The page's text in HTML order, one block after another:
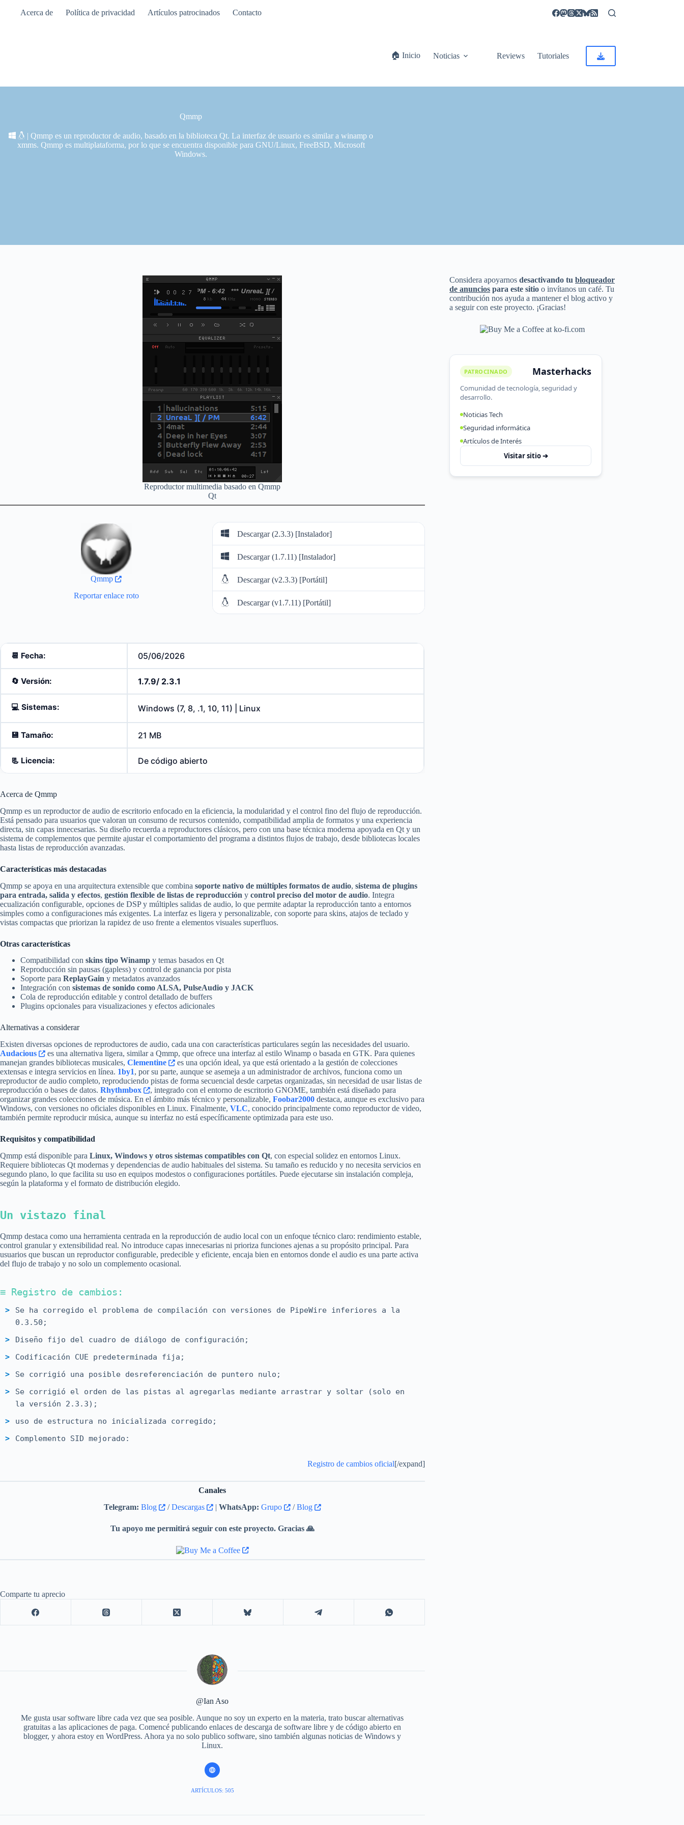
Acerca de Política de privacidad Artículos patrocinados Contacto
🏠 Inicio Noticias Reviews Tutoriales
Qmmp
| Qmmp es un reproductor de audio, basado en la biblioteca Qt. La interfaz de usuario es similar a winamp o
xmms. Qmmp es multiplataforma, por lo que se encuentra disponible para GNU/Linux, FreeBSD, Microsoft
Windows.
Reproductor multimedia basado en Qmmp
Qt
Qmmp
Reportar enlace roto
Descargar (2.3.3) [Instalador]
Descargar (1.7.11) [Instalador]
Descargar (v2.3.3) [Portátil]
Descargar (v1.7.11) [Portátil]
📆 Fecha: 05/06/2026
🔄️ Versión: 1.7.9/ 2.3.1
💻 Sistemas: Windows (7, 8, .1, 10, 11) | Linux
💾 Tamaño: 21 MB
📃 Licencia: De código abierto
Acerca de Qmmp
Qmmp es un reproductor de audio de escritorio enfocado en la eficiencia, la modularidad y el control fino del flujo de reproducción.
Está pensado para usuarios que valoran un consumo de recursos contenido, compatibilidad amplia de formatos y una experiencia
directa, sin capas innecesarias. Su diseño recuerda a reproductores clásicos, pero con una base técnica moderna apoyada en Qt y un
sistema de complementos que permite ajustar el comportamiento del programa a distintos flujos de trabajo, desde bibliotecas locales
hasta listas de reproducción avanzadas.
Características más destacadas
Qmmp se apoya en una arquitectura extensible que combina soporte nativo de múltiples formatos de audio, sistema de plugins
para entrada, salida y efectos, gestión flexible de listas de reproducción y control preciso del motor de audio. Integra
ecualización configurable, opciones de DSP y múltiples salidas de audio, lo que permite adaptar la reproducción tanto a entornos
simples como a configuraciones más exigentes. La interfaz es ligera y personalizable, con soporte para skins, atajos de teclado y
vistas compactas que priorizan la rapidez de uso frente a elementos visuales superfluos.
Otras características
Compatibilidad con skins tipo Winamp y temas basados en Qt
Reproducción sin pausas (gapless) y control de ganancia por pista
Soporte para ReplayGain y metadatos avanzados
Integración con sistemas de sonido como ALSA, PulseAudio y JACK
Cola de reproducción editable y control detallado de buffers
Plugins opcionales para visualizaciones y efectos adicionales
Alternativas a considerar
Existen diversas opciones de reproductores de audio, cada una con características particulares según las necesidades del usuario.
Audacious
es una alternativa ligera, similar a Qmmp, que ofrece una interfaz al estilo Winamp o basada en GTK. Para quienes
manejan grandes bibliotecas musicales, Clementine
es una opción ideal, ya que está orientado a la gestión de colecciones
extensas e integra servicios en línea. 1by1, por su parte, aunque se asemeja a un administrador de archivos, funciona como un
reproductor de audio completo, reproduciendo pistas de forma secuencial desde carpetas organizadas, sin necesidad de usar listas de
reproducción o bases de datos. Rhythmbox
, integrado con el entorno de escritorio GNOME, también está diseñado para
organizar grandes colecciones de música. En el ámbito más técnico y personalizable, Foobar2000 destaca, aunque es exclusivo para
Windows, con versiones no oficiales disponibles en Linux. Finalmente, VLC, conocido principalmente como reproductor de video,
también permite reproducir música, aunque su interfaz no está específicamente optimizada para este uso.
Requisitos y compatibilidad
Qmmp está disponible para Linux, Windows y otros sistemas compatibles con Qt, con especial solidez en entornos Linux.
Requiere bibliotecas Qt modernas y dependencias de audio habituales del sistema. Su tamaño es reducido y no necesita servicios en
segundo plano, lo que facilita su uso en equipos modestos o configuraciones portátiles. Puede ejecutarse sin instalación compleja,
según la plataforma y el formato de distribución elegido.
Un vistazo final
Qmmp destaca como una herramienta centrada en la reproducción de audio local con un enfoque técnico claro: rendimiento estable,
control granular y extensibilidad real. No introduce capas innecesarias ni prioriza funciones ajenas a su propósito principal. Para
usuarios que buscan un reproductor configurable, predecible y eficiente, encaja bien en entornos donde el audio es una parte activa
del flujo de trabajo y no solo un complemento ocasional.
≡ Registro de cambios:
Se ha corregido el problema de compilación con versiones de PipeWire inferiores a la
0.3.50;
Diseño fijo del cuadro de diálogo de configuración;
Codificación CUE predeterminada fija;
Se corrigió una posible desreferenciación de puntero nulo;
Se corrigió el orden de las pistas al agregarlas mediante arrastrar y soltar (solo en
la versión 2.3.3);
uso de estructura no inicializada corregido;
Complemento SID mejorado:
Se corrigió la visualización de información de audio;
Registro de cambios oficial[/expand]
Canales
Telegram: Blog /Descargas | WhatsApp: Grupo /Blog
Tu apoyo me permitirá seguir con este proyecto. Gracias 🙏
Comparte tu aprecio
@Ian Aso
Me gusta usar software libre cada vez que sea posible. Aunque no soy un experto en la materia, trato buscar alternativas
gratuitas a las aplicaciones de paga. Comencé publicando enlaces de descarga de software libre y de código abierto en
blogger, y ahora estoy en WordPress. Ahora ya no solo publico software, sino también algunas noticias de Windows y
Linux.
ARTÍCULOS: 505
Considera apoyarnosdesactivando tubloqueador
de anuncios para este sitio o invítanos un café. Tu
contribución nos ayuda a mantener el blog activo y
a seguir con este proyecto. ¡Gracias!
PATROCINADO Masterhacks
Comunidad de tecnología, seguridad y
desarrollo.
Noticias Tech
Seguridad informática
Artículos de Interés
Visitar sitio ➔